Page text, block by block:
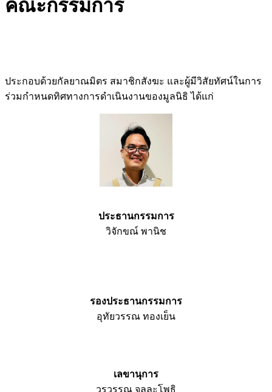
คณะกรรมการ
ประกอบด้วยกัลยาณมิตร สมาชิกสังฆะ และผู้มีวิสัยทัศน์ในการ
ร่วมกำหนดทิศทางการดำเนินงานของมูลนิธิ ได้แก่
ประธานกรรมการ
วิจักขณ์ พานิช
รองประธานกรรมการ
อุทัยวรรณ ทองเย็น
เลขานุการ
วรวรรณ จุลละโพธิ